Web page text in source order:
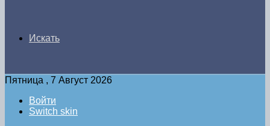
Искать
Пятница , 7 Август 2026
Войти
Switch skin